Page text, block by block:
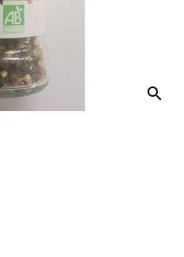
search